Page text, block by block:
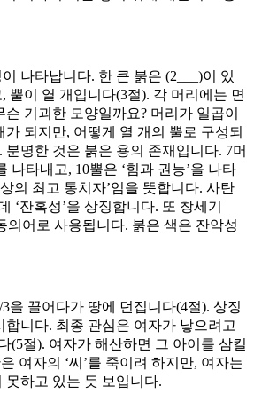
나타납니다. 한 큰 붉은 (2___)이 있
뿔이 열 개입니다(3절). 각 머리에는 면
기괴한 모양일까요? 머리가 일곱이
되지만, 어떻게 열 개의 뿔로 구성되
명한 것은 붉은 용의 존재입니다. 7머
나타내고, 10뿔은 ‘힘과 권능’을 나타
의 최고 통치자’임을 뜻합니다. 사탄
‘잔혹성’을 상징합니다. 또 창세기
의어로 사용됩니다. 붉은 색은 잔악성
을 끌어다가 땅에 던집니다(4절). 상징
합니다. 최종 관심은 여자가 낳으려고
(5절). 여자가 해산하면 그 아이를 삼킬
여자의 ‘씨’를 죽이려 하지만, 여자는
못하고 있는 듯 보입니다.